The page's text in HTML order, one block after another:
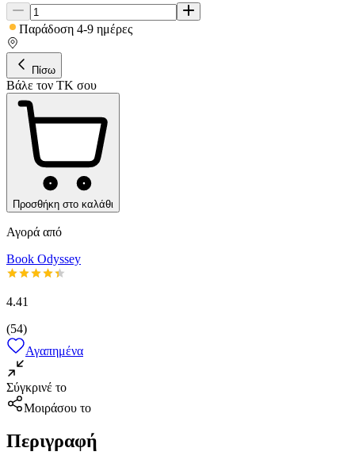
Παράδοση 4-9 ημέρες
Πίσω
Βάλε τον ΤΚ σου
Προσθήκη στο καλάθι
Αγορά από
Book Odyssey
4.41
(54)
Αγαπημένα
Σύγκρινέ το
Μοιράσου το
Περιγραφή